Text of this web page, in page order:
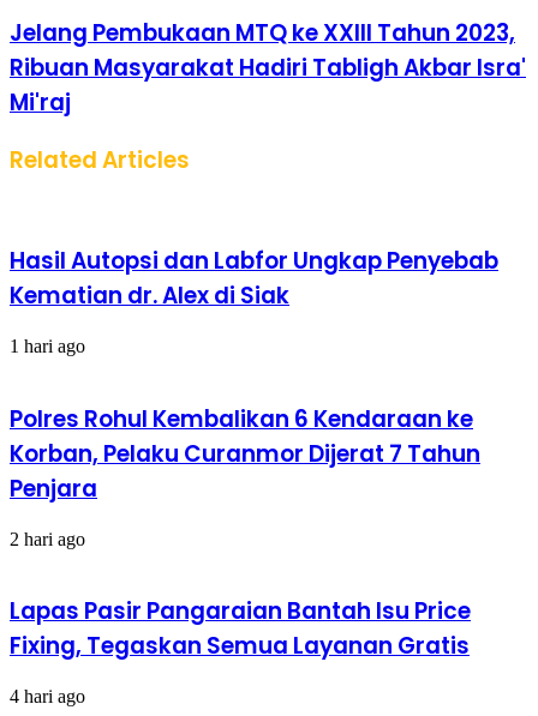
Jelang Pembukaan MTQ ke XXIII Tahun 2023,
Ribuan Masyarakat Hadiri Tabligh Akbar Isra'
Mi'raj
Related Articles
Hasil Autopsi dan Labfor Ungkap Penyebab
Kematian dr. Alex di Siak
1 hari ago
Polres Rohul Kembalikan 6 Kendaraan ke
Korban, Pelaku Curanmor Dijerat 7 Tahun
Penjara
2 hari ago
Lapas Pasir Pangaraian Bantah Isu Price
Fixing, Tegaskan Semua Layanan Gratis
4 hari ago